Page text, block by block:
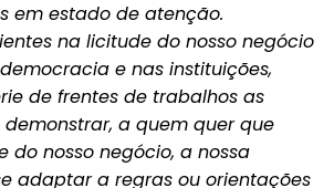
em estado de atenção.
na licitude do nosso negócio
e nas instituições,
de frentes de trabalhos as
a quem quer que
do nosso negócio, a nossa
adaptar a regras ou orientações